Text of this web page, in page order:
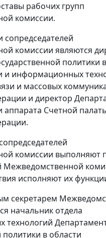
рабочих групп
комиссии.
сопредседателей
комиссии являются
политики
и информационных
и массовых
и директор
Счетной
комиссии выполняют
Межведомственной
исполняют их
секретарем
начальник отдела
политики в области